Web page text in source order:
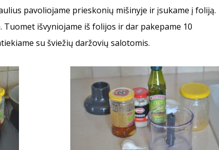
pavoliojame prieskonių mišinyje ir įsukame į foliją.
Tuomet išvyniojame iš folijos ir dar pakepame 10
su šviežių daržovių salotomis.